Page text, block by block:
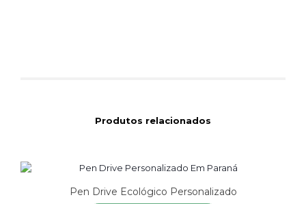
Produtos relacionados
Pen Drive Ecológico Personalizado